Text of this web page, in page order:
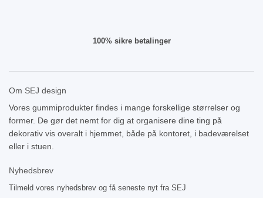
100% sikre betalinger
Om SEJ design
Vores gummiprodukter findes i mange forskellige størrelser og
former. De gør det nemt for dig at organisere dine ting på
dekorativ vis overalt i hjemmet, både på kontoret, i badeværelset
eller i stuen.
Nyhedsbrev
Tilmeld vores nyhedsbrev og få seneste nyt fra SEJ